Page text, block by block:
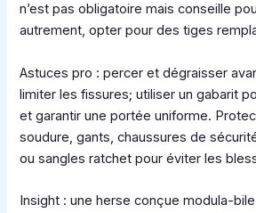
n’est pas obligatoire mais conseille
autrement, opter pour des tiges
Astuces pro : percer et dégraisser
limiter les fissures; utiliser un gabarit
et garantir une portée uniforme.
soudure, gants, chaussures de
ou sangles ratchet pour éviter les
Insight : une herse conçue modula-